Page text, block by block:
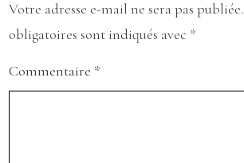
Votre adresse e-mail ne sera pas publiée.
obligatoires sont indiqués avec *
Commentaire *